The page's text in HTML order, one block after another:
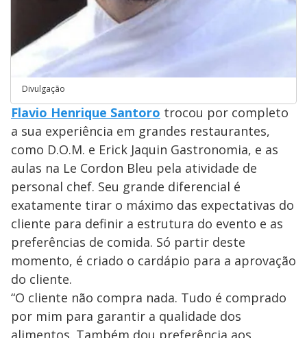
Divulgação
Flavio Henrique Santoro trocou por completo
a sua experiência em grandes restaurantes,
como D.O.M. e Erick Jaquin Gastronomia, e as
aulas na Le Cordon Bleu pela atividade de
personal chef. Seu grande diferencial é
exatamente tirar o máximo das expectativas do
cliente para definir a estrutura do evento e as
preferências de comida. Só partir deste
momento, é criado o cardápio para a aprovação
do cliente.
“O cliente não compra nada. Tudo é comprado
por mim para garantir a qualidade dos